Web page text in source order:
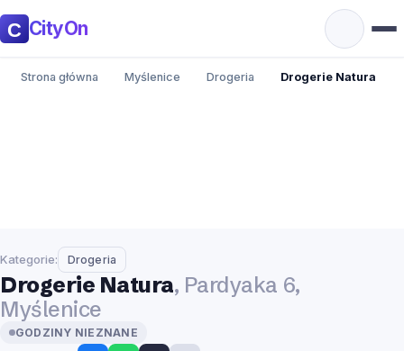
CityOn
Strona główna Myślenice Drogeria Drogerie Natura
Kategorie: Drogeria
Drogerie Natura, Pardyaka 6,
Myślenice
GODZINY NIEZNANE